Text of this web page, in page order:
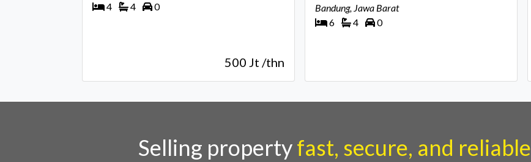
4
4 0
500 Jt /thn
Bandung, Jawa Barat
6
4 0
Selling propertyfast, secure, and reliable